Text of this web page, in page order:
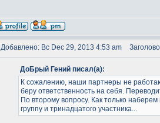
Добавлено: Вс Dec 29, 2013 4:53 am
ДоБрый Гений писал(а):
К сожалению, наши партнеры не
беру ответственность на себя.
По второму вопросу. Как только
группу и тринадцатого участника...